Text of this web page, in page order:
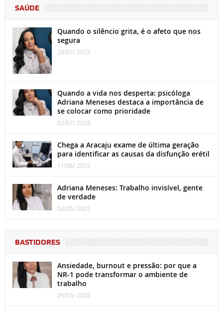
SAÚDE
Quando o silêncio grita, é o afeto que nos
segura
24/07/ 2025
Quando a vida nos desperta: psicóloga
Adriana Meneses destaca a importância de
se colocar como prioridade
02/07/ 2025
Chega a Aracaju exame de última geração
para identificar as causas da disfunção erétil
11/06/ 2025
Adriana Meneses: Trabalho invisível, gente
de verdade
02/05/ 2025
BASTIDORES
Ansiedade, burnout e pressão: por que a
NR-1 pode transformar o ambiente de
trabalho
26/05/ 2026